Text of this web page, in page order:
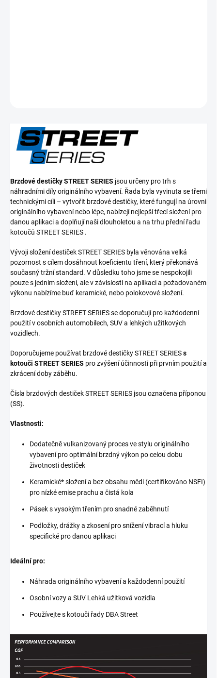
Brzdové destičky STREET SERIES jsou určeny pro trh s
náhradními díly originálního vybavení. Řada byla vyvinuta se třemi
technickými cíli – vytvořit brzdové destičky, které fungují na úrovni
originálního vybavení nebo lépe, nabízejí nejlepší třecí složení pro
danou aplikaci a doplňují naši dlouholetou a na trhu přední řadu
kotoučů STREET SERIES .
Vývoji složení destiček STREET SERIES byla věnována velká
pozornost s cílem dosáhnout koeficientu tření, který překonává
současný tržní standard. V důsledku toho jsme se nespokojili
pouze s jedním složení, ale v závislosti na aplikaci a požadovaném
výkonu nabízíme buď keramické, nebo polokovové složení.
Brzdové destičky STREET SERIES se doporučují pro každodenní
použití v osobních automobilech, SUV a lehkých užitkových
vozidlech.
Doporučujeme používat brzdové destičky STREET SERIESs
kotouči STREET SERIES pro zvýšení účinnosti při prvním použití a
zkrácení doby záběhu.
Čísla brzdových destiček STREET SERIES jsou označena příponou
(SS).
Vlastnosti:
Dodatečně vulkanizovaný proces ve stylu originálního
vybavení pro optimální brzdný výkon po celou dobu
životnosti destiček
Keramické* složení a bez obsahu mědi (certifikováno NSFI)
pro nízké emise prachu a čistá kola
Pásek s vysokým třením pro snadné zaběhnutí
Podložky, drážky a zkosení pro snížení vibrací a hluku
specifické pro danou aplikaci
Ideální pro:
Náhrada originálního vybavení a každodenní použití
Osobní vozy a SUV Lehká užitková vozidla
Používejte s kotouči řady DBA Street